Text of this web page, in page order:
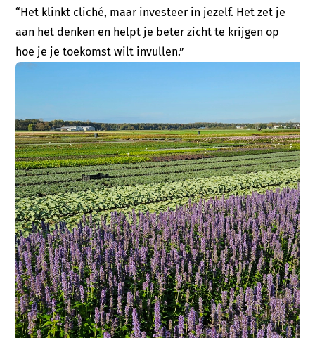
“Het klinkt cliché, maar investeer in jezelf. Het zet je
aan het denken en helpt je beter zicht te krijgen op
hoe je je toekomst wilt invullen.”